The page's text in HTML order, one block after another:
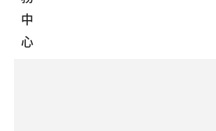
中
心